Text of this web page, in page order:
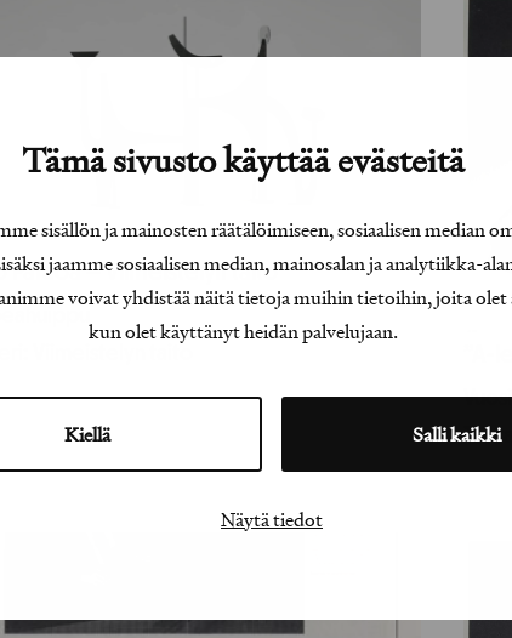
Tämä sivusto käyttää evästeitä
sisällön ja mainosten räätälöimiseen, sosiaalisen median
jaamme sosiaalisen median, mainosalan ja analytiikka-
voivat yhdistää näitä tietoja muihin tietoihin, joita
kun olet käyttänyt heidän palvelujaan.
Kiellä Salli kaikki
Näytä tiedot
Paraoa – Viimeistelyn taito